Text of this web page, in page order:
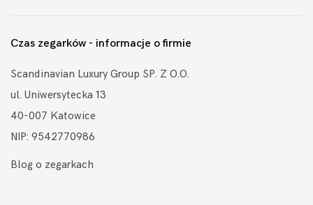
Czas zegarków - informacje o firmie
Scandinavian Luxury Group SP. Z O.O.
ul. Uniwersytecka 13
40-007 Katowice
NIP: 9542770986
Blog o zegarkach